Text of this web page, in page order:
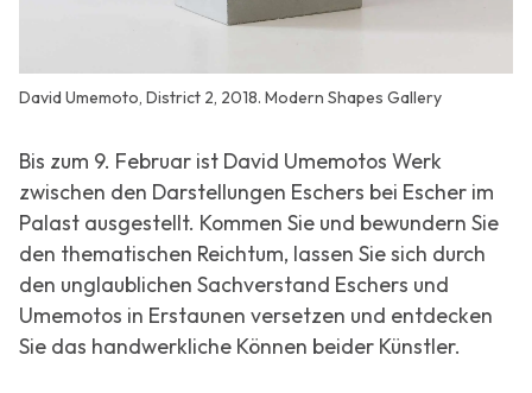
David Umemoto, District 2, 2018. Modern Shapes Gallery
Bis zum 9. Februar ist David Umemotos Werk
zwischen den Darstellungen Eschers bei Escher im
Palast ausgestellt. Kommen Sie und bewundern Sie
den thematischen Reichtum, lassen Sie sich durch
den unglaublichen Sachverstand Eschers und
Umemotos in Erstaunen versetzen und entdecken
Sie das handwerkliche Können beider Künstler.